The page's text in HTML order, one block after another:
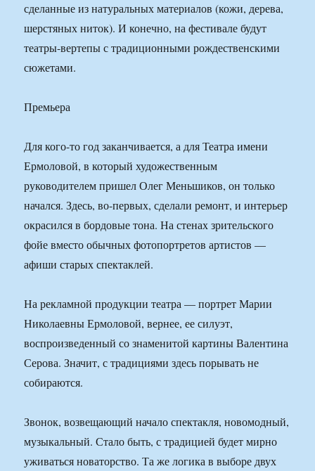
сделанные из натуральных материалов (кожи, дерева,
шерстяных ниток). И конечно, на фестивале будут
театры-вертепы с традиционными рождественскими
сюжетами.
Премьера
Для кого-то год заканчивается, а для Театра имени
Ермоловой, в который художественным
руководителем пришел Олег Меньшиков, он только
начался. Здесь, во-первых, сделали ремонт, и интерьер
окрасился в бордовые тона. На стенах зрительского
фойе вместо обычных фотопортретов артистов —
афиши старых спектаклей.
На рекламной продукции театра — портрет Марии
Николаевны Ермоловой, вернее, ее силуэт,
воспроизведенный со знаменитой картины Валентина
Серова. Значит, с традициями здесь порывать не
собираются.
Звонок, возвещающий начало спектакля, новомодный,
музыкальный. Стало быть, с традицией будет мирно
уживаться новаторство. Та же логика в выборе двух